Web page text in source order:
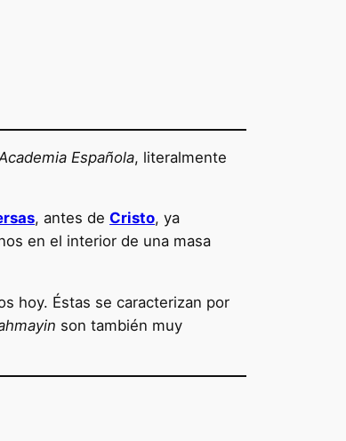
Española, literalmente
, antes de Cristo, ya
en el interior de una masa
hoy. Éstas se caracterizan por
son también muy